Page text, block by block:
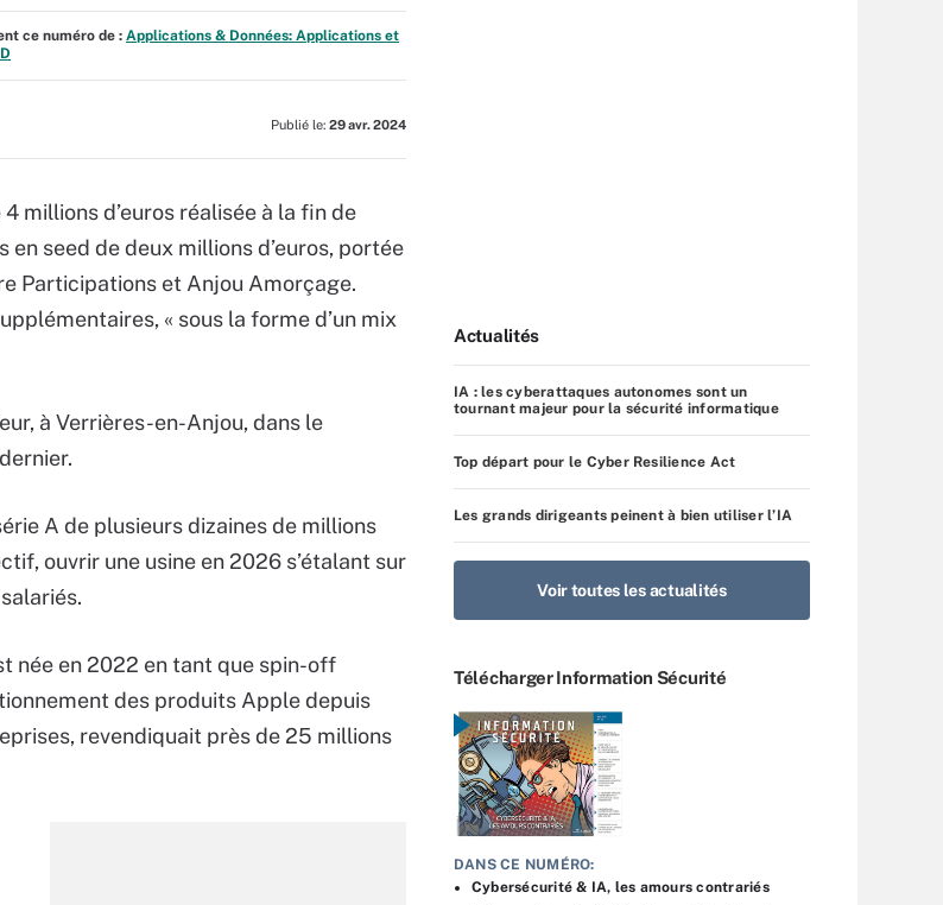
ce numéro de : Applications & Données: Applications et
Publié le: 29 avr. 2024
millions d’euros réalisée à la fin de
en seed de deux millions d’euros, portée
Participations et Anjou Amorçage.
« sous la forme d’un mix
à Verrières-en-Anjou, dans le
A de plusieurs dizaines de millions
ouvrir une usine en 2026 s’étalant sur
née en 2022 en tant que spin-off
des produits Apple depuis
revendiquait près de 25 millions
Actualités
IA : les cyberattaques autonomes sont un
tournant majeur pour la sécurité informatique
Top départ pour le Cyber Resilience Act
Les grands dirigeants peinent à bien utiliser l’IA
Voir toutes les actualités
Télécharger Information Sécurité
DANS CE NUMÉRO:
Cybersécurité & IA, les amours contrariés